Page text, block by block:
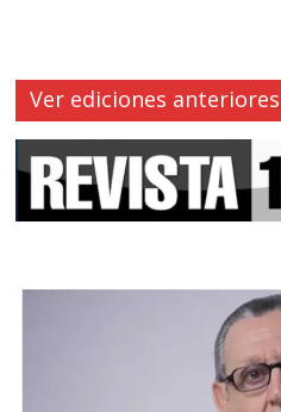
Ver ediciones anteriores